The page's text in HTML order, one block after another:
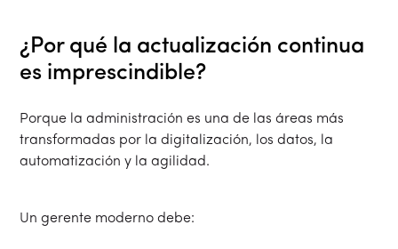
¿Por qué la actualización continua
es imprescindible?
Porque la administración es una de las áreas más
transformadas por la digitalización, los datos, la
automatización y la agilidad.
Un gerente moderno debe: